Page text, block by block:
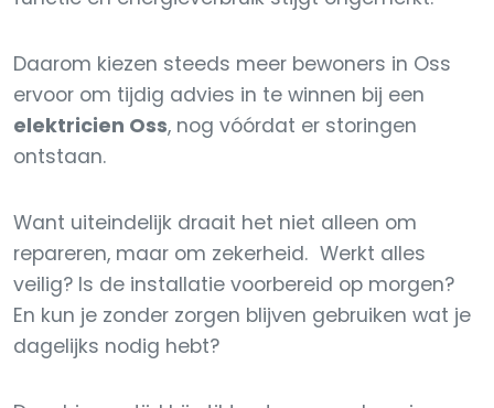
Daarom kiezen steeds meer bewoners in Oss
ervoor om tijdig advies in te winnen bij een
elektricien Oss, nog vóórdat er storingen
ontstaan.
Want uiteindelijk draait het niet alleen om
repareren, maar om zekerheid. Werkt alles
veilig? Is de installatie voorbereid op morgen?
En kun je zonder zorgen blijven gebruiken wat je
dagelijks nodig hebt?